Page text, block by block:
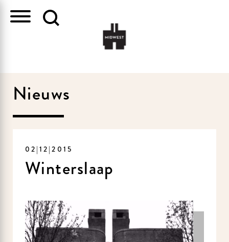
Nieuws
02|12|2015
Winterslaap